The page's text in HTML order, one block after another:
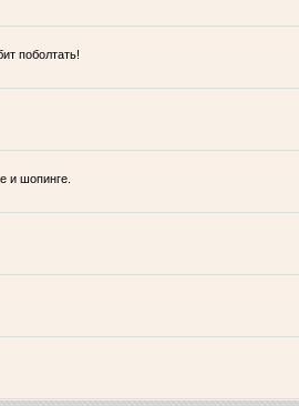
поболтать!
и шопинге.